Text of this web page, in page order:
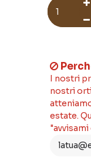
I nostri
nostri
estate.